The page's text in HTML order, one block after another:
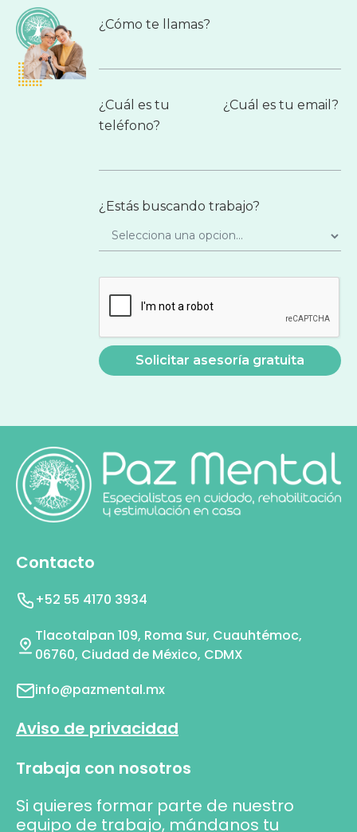
¿Cómo te llamas?
¿Cuál es tu
teléfono?
¿Cuál es tu email?
¿Estás buscando trabajo?
Contacto
+52 55 4170 3934
Tlacotalpan 109, Roma Sur, Cuauhtémoc,
06760, Ciudad de México, CDMX
info@pazmental.mx
Aviso de privacidad
Trabaja con nosotros
Si quieres formar parte de nuestro
equipo de trabajo, mándanos tu